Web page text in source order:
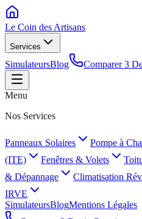
Le Coin des Artisans
Services
SimulateursBlog Comparer 3
Menu
Nos Services
Panneaux Solaires Pompe à
(ITE)
Fenêtres & Volets
& Dépannage
Climatisation
IRVE
SimulateursBlogMentions Légales